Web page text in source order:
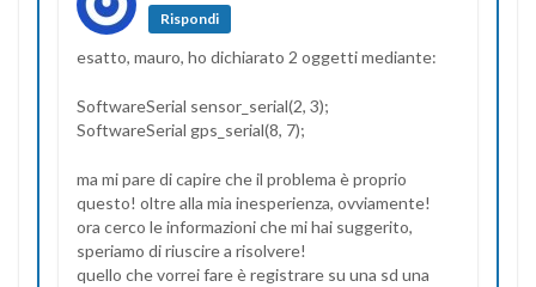
Rispondi
esatto, mauro, ho dichiarato 2 oggetti mediante:
SoftwareSerial sensor_serial(2, 3);
SoftwareSerial gps_serial(8, 7);
ma mi pare di capire che il problema è proprio
questo! oltre alla mia inesperienza, ovviamente!
ora cerco le informazioni che mi hai suggerito,
speriamo di riuscire a risolvere!
quello che vorrei fare è registrare su una sd una